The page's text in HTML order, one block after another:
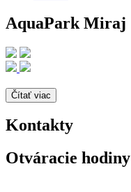
AquaPark Miraj
Čítať viac
Kontakty
Otváracie hodiny